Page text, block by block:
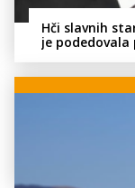
Hči slavnih
je podedovala